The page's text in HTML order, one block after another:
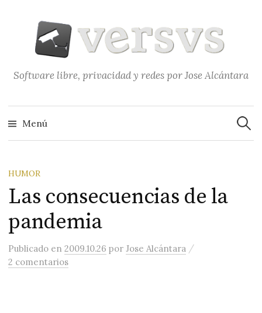
contenido
Software libre, privacidad y redes por Jose Alcántara
Menú
HUMOR
Las consecuencias de la
pandemia
Publicado en2009.10.26 porJose Alcántara /
2 comentarios